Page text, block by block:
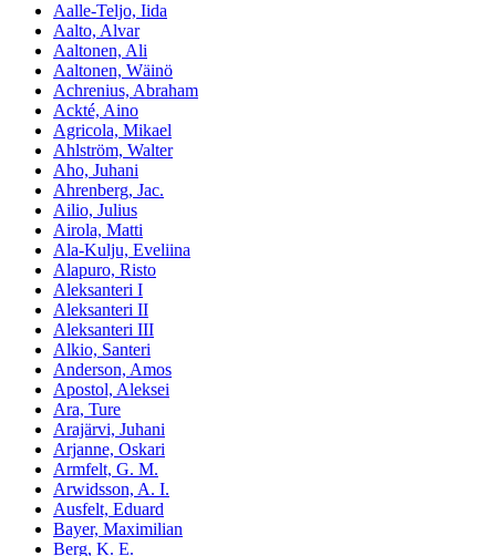
Aalle-Teljo, Iida
Aalto, Alvar
Aaltonen, Ali
Aaltonen, Wäinö
Achrenius, Abraham
Ackté, Aino
Agricola, Mikael
Ahlström, Walter
Aho, Juhani
Ahrenberg, Jac.
Ailio, Julius
Airola, Matti
Ala-Kulju, Eveliina
Alapuro, Risto
Aleksanteri I
Aleksanteri II
Aleksanteri III
Alkio, Santeri
Anderson, Amos
Apostol, Aleksei
Ara, Ture
Arajärvi, Juhani
Arjanne, Oskari
Armfelt, G. M.
Arwidsson, A. I.
Ausfelt, Eduard
Bayer, Maximilian
Berg, K. E.